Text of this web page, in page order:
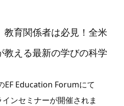
教育関係者は必見！全米
教える最新の学びの科学
EF Education Forumにて
ンセミナーが開催されま